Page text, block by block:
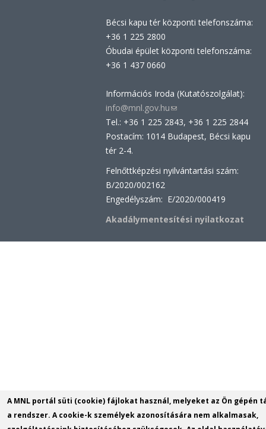
e-
Bécsi kapu tér központi telefonszáma:
+36 1 225 2800
Óbudai épület központi telefonszáma:
+36 1 437 0660
Információs Iroda (Kutatószolgálat):
info@mnl.gov.hu(link
sends
e-
Tel.: +36 1 225 2843, +36 1 225 2844
Postacím: 1014 Budapest, Bécsi kapu
tér 2-4.
Felnőttképzési nyilvántartási szám:
B/2020/002162
Engedélyszám: E/2020/000419
Akadálymentesítési nyilatkozat
A MNL portál süti (cookie) fájlokat használ, melyeket az Ön gépén
a rendszer. A cookie-k személyek azonosítására nem alkalmasak,